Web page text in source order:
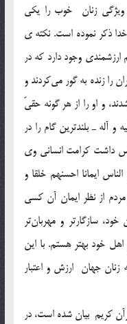
زنان خوب را يكي
ذكر نموده است. نكته ي
وجود دارد كه در
را زنده به گور مي‌كردند و
و او را از هر گونه حقيّ
آله ـ بلندترين گام را در
داشت كرامت انساني وي
ايمانا احسنهم خلقا و
الطفكم باهلي»[5] بهترين مردم از نظر ايمان آن كسي
سازگارتر و مهربان‌تر
خود بهتر هستم. با اين
زنان جهان ارزش و اعتبار
كريم بيان شده است، در